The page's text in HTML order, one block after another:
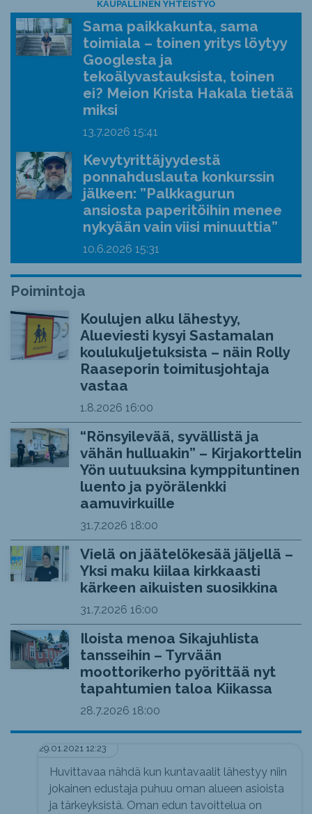
KAUPALLINEN YHTEISTYÖ
Sama paikkakunta, sama
toimiala – toinen yritys löytyy
Googlesta ja
tekoälyvastauksista, toinen
ei? Meion Krista Hakala tietää
miksi
13.7.2026 15:41
Kevytyrittäjyydestä
ponnahduslauta konkurssin
jälkeen: ”Palkkagurun
ansiosta paperitöihin menee
nykyään vain viisi minuuttia”
10.6.2026 15:31
Poimintoja
Koulujen alku lähestyy,
Alueviesti kysyi Sastamalan
koulukuljetuksista – näin Rolly
Raaseporin toimitusjohtaja
vastaa
1.8.2026 16:00
“Rönsyilevää, syvällistä ja
vähän hulluakin” – Kirjakorttelin
Yön uutuuksina kymppituntinen
luento ja pyörälenkki
aamuvirkuille
31.7.2026 18:00
Vielä on jäätelökesää jäljellä –
Yksi maku kiilaa kirkkaasti
kärkeen aikuisten suosikkina
31.7.2026 16:00
Iloista menoa Sikajuhlista
tansseihin – Tyrvään
moottorikerho pyörittää nyt
tapahtumien taloa Kiikassa
28.7.2026 18:00
29.01.2021 12:23
Huvittavaa nähdä kun kuntavaalit lähestyy niin
jokainen edustaja puhuu oman alueen asioista
ja tärkeyksistä. Oman edun tavoittelua on